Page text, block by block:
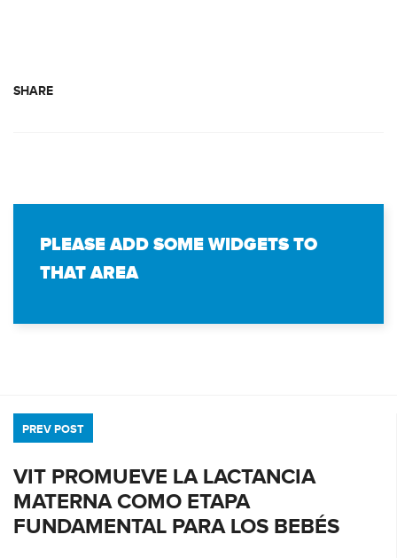
SHARE
PLEASE ADD SOME WIDGETS TO
THAT AREA
PREV POST
VIT PROMUEVE LA LACTANCIA
MATERNA COMO ETAPA
FUNDAMENTAL PARA LOS BEBÉS